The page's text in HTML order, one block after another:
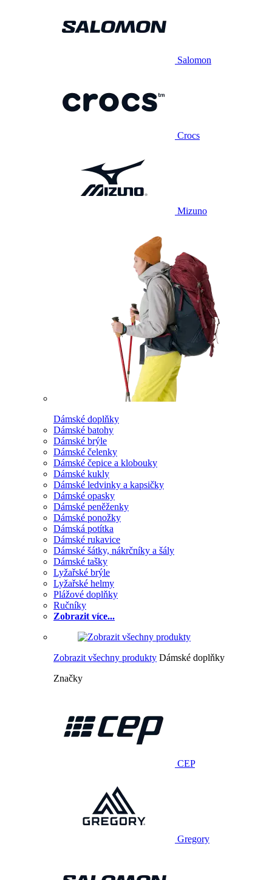
Salomon
Crocs
Mizuno
Dámské doplňky
Dámské batohy
Dámské brýle
Dámské čelenky
Dámské čepice a klobouky
Dámské kukly
Dámské ledvinky a kapsičky
Dámské opasky
Dámské peněženky
Dámské ponožky
Dámská potítka
Dámské rukavice
Dámské šátky, nákrčníky a šály
Dámské tašky
Lyžařské brýle
Lyžařské helmy
Plážové doplňky
Ručníky
Zobrazit více...
Zobrazit všechny produkty Dámské doplňky
Značky
CEP
Gregory